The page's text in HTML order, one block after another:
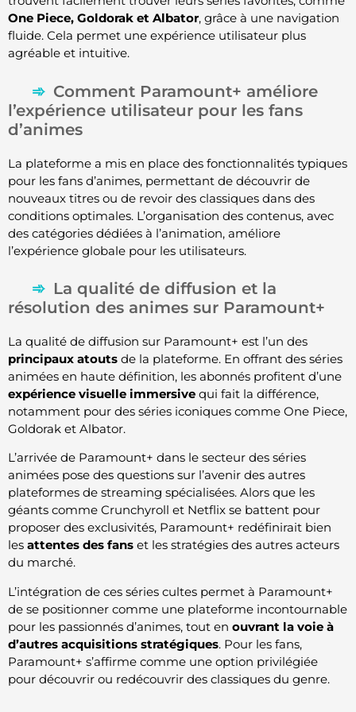
One Piece, Goldorak et Albator, grâce à une navigation
fluide. Cela permet une expérience utilisateur plus
agréable et intuitive.
Comment Paramount+ améliore
l’expérience utilisateur pour les fans
d’animes
La plateforme a mis en place des fonctionnalités typiques
pour les fans d’animes, permettant de découvrir de
nouveaux titres ou de revoir des classiques dans des
conditions optimales. L’organisation des contenus, avec
des catégories dédiées à l’animation, améliore
l’expérience globale pour les utilisateurs.
La qualité de diffusion et la
résolution des animes sur Paramount+
La qualité de diffusion sur Paramount+ est l’un des
principaux atouts de la plateforme. En offrant des séries
animées en haute définition, les abonnés profitent d’une
expérience visuelle immersive qui fait la différence,
notamment pour des séries iconiques comme One Piece,
Goldorak et Albator.
L’arrivée de Paramount+ dans le secteur des séries
animées pose des questions sur l’avenir des autres
plateformes de streaming spécialisées. Alors que les
géants comme Crunchyroll et Netflix se battent pour
proposer des exclusivités, Paramount+ redéfinirait bien
les attentes des fans et les stratégies des autres acteurs
du marché.
L’intégration de ces séries cultes permet à Paramount+
de se positionner comme une plateforme incontournable
pour les passionnés d’animes, tout en ouvrant la voie à
d’autres acquisitions stratégiques. Pour les fans,
Paramount+ s’affirme comme une option privilégiée
pour découvrir ou redécouvrir des classiques du genre.